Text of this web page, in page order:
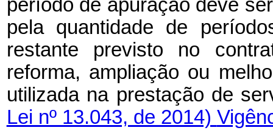
período de apuração deve
pela quantidade de
restante previsto no
reforma, ampliação ou
utilizada na prestação
Lei nº 13.043, de 2014)